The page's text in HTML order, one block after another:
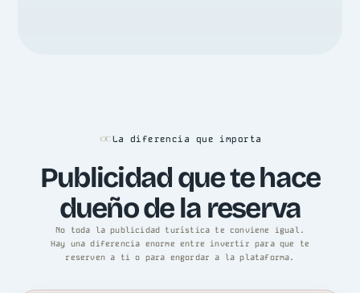
La diferencia que importa
Publicidad que te hace
dueño de la reserva
No toda la publicidad turística te conviene igual.
Hay una diferencia enorme entre invertir para que te
reserven a ti o para engordar a la plataforma.